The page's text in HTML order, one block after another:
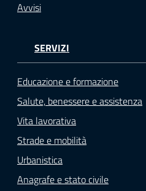
Avvisi
SERVIZI
Educazione e formazione
Salute, benessere e assistenza
Vita lavorativa
Strade e mobilità
Urbanistica
Anagrafe e stato civile